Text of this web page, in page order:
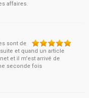
affaires.
sont de
et quand un article
et il m'est arrivé de
seconde fois